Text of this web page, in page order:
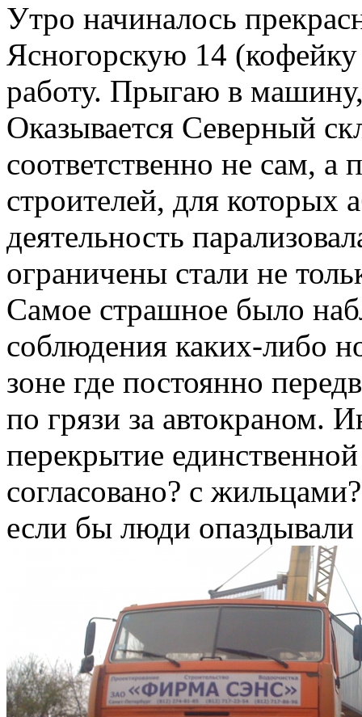
Утро начиналось
Ясногорскую 14
работу. Прыгаю в
Оказывается Северный
соответственно не сам,
строителей, для
деятельность
ограничены стали не
Самое страшное было
соблюдения каких-либо
зоне где постоянно
по грязи за автокраном.
перекрытие
согласовано? с
если бы люди опаздывали